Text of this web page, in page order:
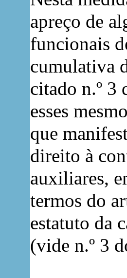
apreço de
funcionais
cumulativa
citado n.º 3
esses
que
direito à
auxiliares,
termos do
estatuto da
(vide n.º 3